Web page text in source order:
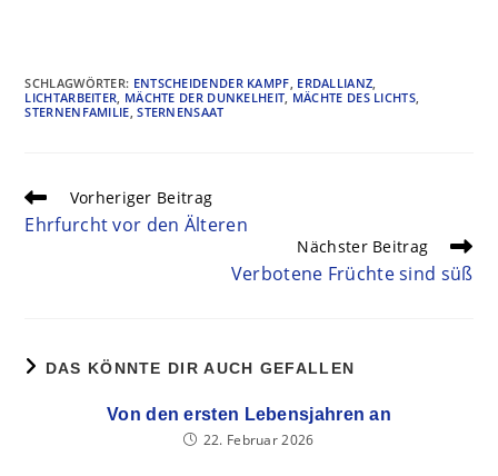
SCHLAGWÖRTER: ENTSCHEIDENDER KAMPF, ERDALLIANZ,
LICHTARBEITER, MÄCHTE DER DUNKELHEIT, MÄCHTE DES LICHTS,
STERNENFAMILIE, STERNENSAAT
Vorheriger Beitrag
Ehrfurcht vor den Älteren
Nächster Beitrag
Verbotene Früchte sind süß
DAS KÖNNTE DIR AUCH GEFALLEN
Von den ersten Lebensjahren an
22. Februar 2026